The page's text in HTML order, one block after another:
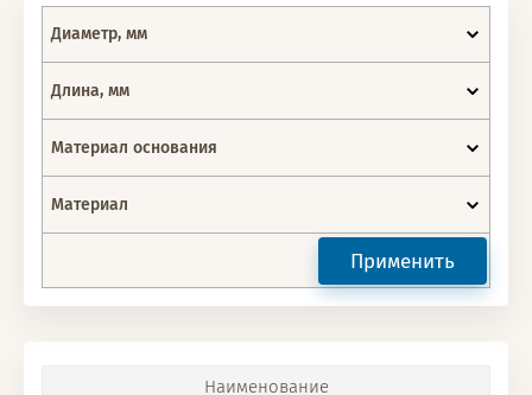
Применить
Диаметр, мм
Длина, мм
Материал основания
Материал